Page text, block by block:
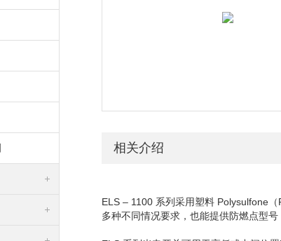
相关介绍
ELS – 1100 系列采用塑料 Polysulfone （
多种不同情况要求，也能提供防燃点型号